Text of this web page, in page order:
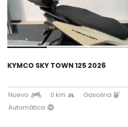
KYMCO SKY TOWN 125 2026
Nuevo 0 km Gasolina
Automática